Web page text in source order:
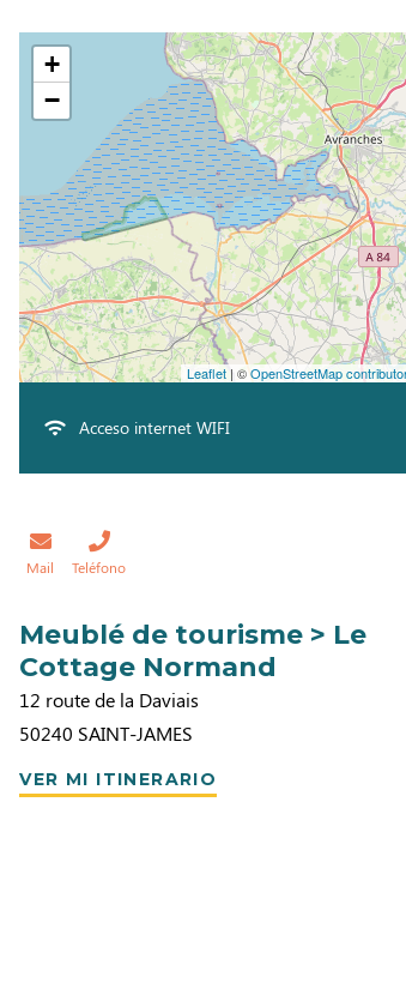
+
−
Leaflet| ©OpenStreetMap
Acceso internet WIFI
Mail Teléfono
Meublé de tourisme > Le
Cottage Normand
12 route de la Daviais
50240 SAINT-JAMES
VER MI ITINERARIO